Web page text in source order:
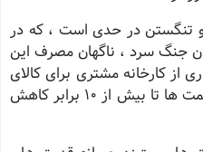
و تنگستن در حدی است ، که در
پایان جنگ سرد ، ناگهان مصرف این
کارخانه مشتری برای کالای
خود نمی یافتند . بدین ترتیب قیمت ها تا بیش از 10 برابر کاهش